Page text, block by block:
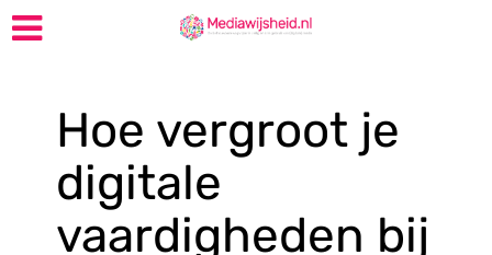
Hoe vergroot je
digitale
vaardigheden bij